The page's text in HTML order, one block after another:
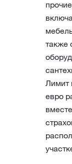
также
Лимит
евро